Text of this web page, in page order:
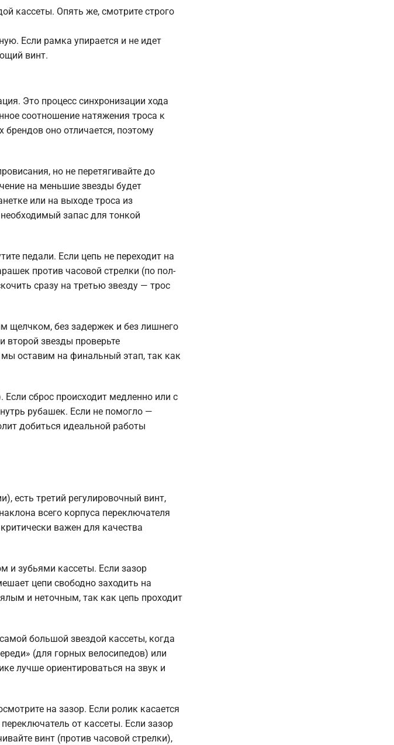
кассеты. Опять же, смотрите строго
Если рамка упирается и не идет
винт.
Это процесс синхронизации хода
соотношение натяжения троса к
оно отличается, поэтому
но не перетягивайте до
на меньшие звезды будет
или на выходе троса из
запас для тонкой
педали. Если цепь не переходит на
против часовой стрелки (по пол-
сразу на третью звезду — трос
щелчком, без задержек и без лишнего
второй звезды проверьте
оставим на финальный этап, так как
сброс происходит медленно или с
рубашек. Если не помогло —
добиться идеальной работы
есть третий регулировочный винт,
всего корпуса переключателя
важен для качества
и зубьями кассеты. Если зазор
цепи свободно заходить на
и неточным, так как цепь проходит
большой звездой кассеты, когда
(для горных велосипедов) или
лучше ориентироваться на звук и
на зазор. Если ролик касается
от кассеты. Если зазор
винт (против часовой стрелки),